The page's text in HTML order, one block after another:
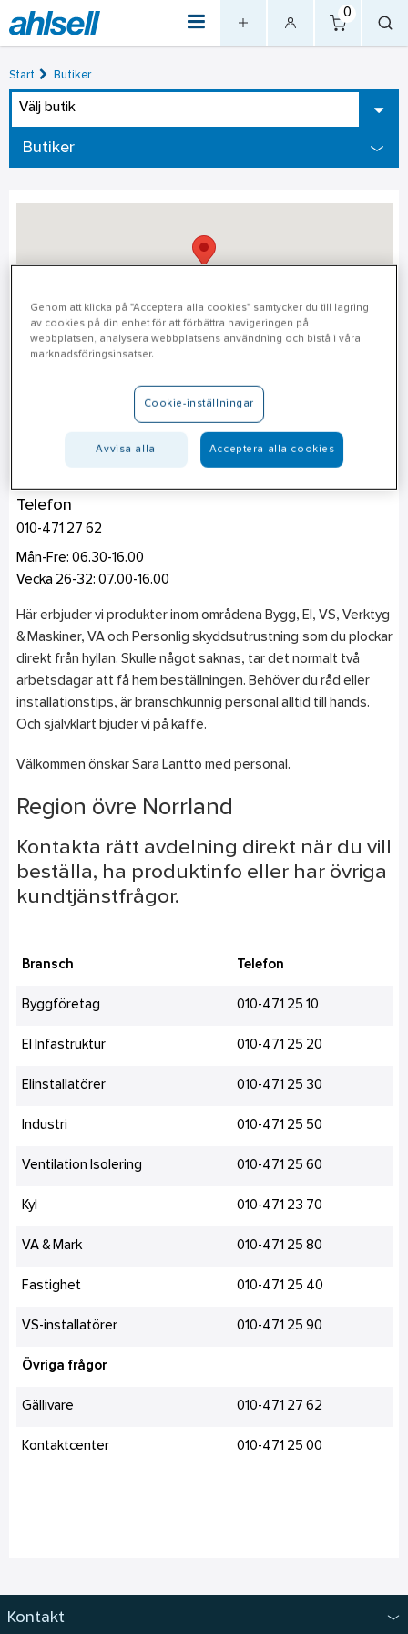
0
Start Butiker
Välj butik
Butiker
Gällivare
Telefon
010-471 27 62
Mån-Fre: 06.30-16.00
Vecka 26-32: 07.00-16.00
Här erbjuder vi produkter inom områdena Bygg, El, VS, Verktyg
& Maskiner, VA och Personlig skyddsutrustning som du plockar
direkt från hyllan. Skulle något saknas, tar det normalt två
arbetsdagar att få hem beställningen. Behöver du råd eller
installationstips, är branschkunnig personal alltid till hands.
Och självklart bjuder vi på kaffe.
Välkommen önskar Sara Lantto med personal.
Region övre Norrland
Kontakta rätt avdelning direkt när du vill
beställa, ha produktinfo eller har övriga
kundtjänstfrågor.
Bransch Telefon
Byggföretag 010-471 25 10
El Infastruktur 010-471 25 20
Elinstallatörer 010-471 25 30
Industri 010-471 25 50
Ventilation Isolering 010-471 25 60
Kyl 010-471 23 70
VA & Mark 010-471 25 80
Fastighet 010-471 25 40
VS-installatörer 010-471 25 90
Övriga frågor
Gällivare 010-471 27 62
Kontaktcenter 010-471 25 00
Kontakt
Genom att klicka på "Acceptera alla cookies" samtycker du till lagring
av cookies på din enhet för att förbättra navigeringen på
webbplatsen, analysera webbplatsens användning och bistå i våra
marknadsföringsinsatser.
Cookie-inställningar
Avvisa alla Acceptera alla cookies